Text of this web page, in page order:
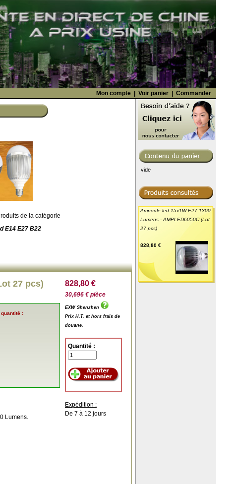
Mon compte | Voir panier | Commander
de la catégorie
E14 E27 B22
27 pcs)
:
Lumens.
828,80 €
30,696 € pièce
EXW Shenzhen
Prix H.T. et hors frais de
douane.
Quantité :
Expédition :
De 7 à 12 jours
vide
Ampoule led 15x1W E27 1300
Lumens - AMPLED6050C (Lot
27 pcs)
828,80 €